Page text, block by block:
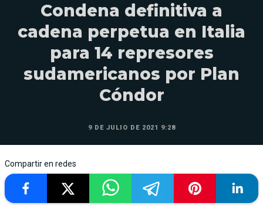
Condena definitiva a
cadena perpetua en Italia
para 14 represores
sudamericanos por Plan
Cóndor
9 DE JULIO DE 2021 9:28
Compartir en redes